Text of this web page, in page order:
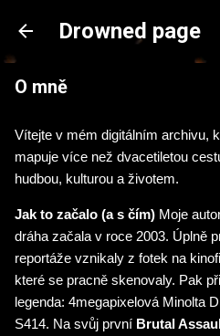
Přeskočit na
Drowned page
O mně
Vítejte v mém digitálním archivu,
mapuje více než dvacetiletou
hudbou, kulturou a životem.
Jak to začalo (a s čím) Moje
dráha začala v roce 2003. Úplně
reportáže vznikaly z fotek na
které se pracně skenovaly. Pak
legenda: 4megapixelová Minolta
S414. Na svůj první Brutal